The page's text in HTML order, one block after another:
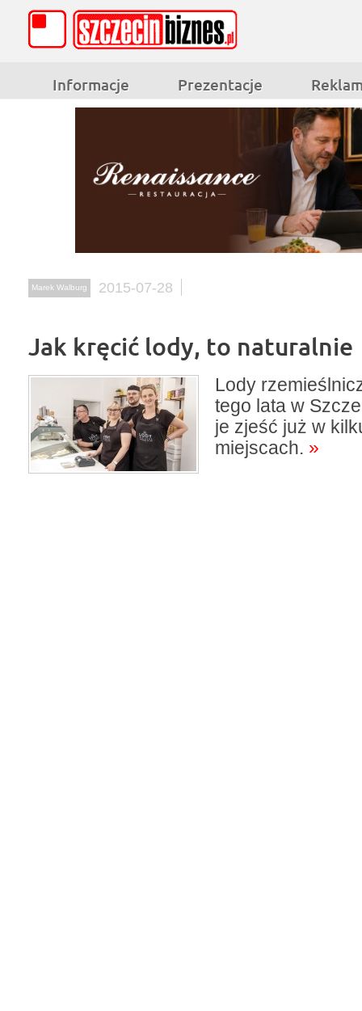
Informacje Prezentacje
Marek Walburg 2015-07-28
Jak kręcić lody, to naturalnie
Lody
tego lata w
je zjeść już w
miejscach. »